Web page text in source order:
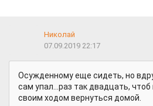
Николай
07.09.2019 22:17
Осужденному еще сидеть, но
сам упал...раз так двадцать,
своим ходом вернуться домой.